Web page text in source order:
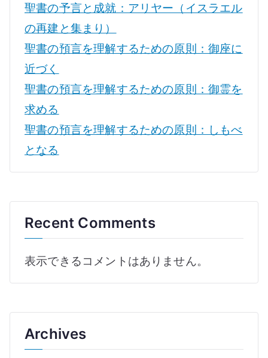
聖書の予言と成就：アリヤー（イスラエル
の再建と集まり）
聖書の預言を理解するための原則：御座に
近づく
聖書の預言を理解するための原則：御霊を
求める
聖書の預言を理解するための原則：しもべ
となる
Recent Comments
表示できるコメントはありません。
Archives